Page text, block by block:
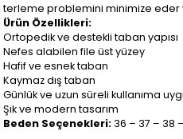
terleme problemini minimize eder
Ürün Özellikleri:
Ortopedik ve destekli taban yapısı
Nefes alabilen file üst yüzey
Hafif ve esnek taban
Kaymaz dış taban
Günlük ve uzun süreli kullanıma
Şık ve modern tasarım
Beden Seçenekleri: 36 – 37 – 38